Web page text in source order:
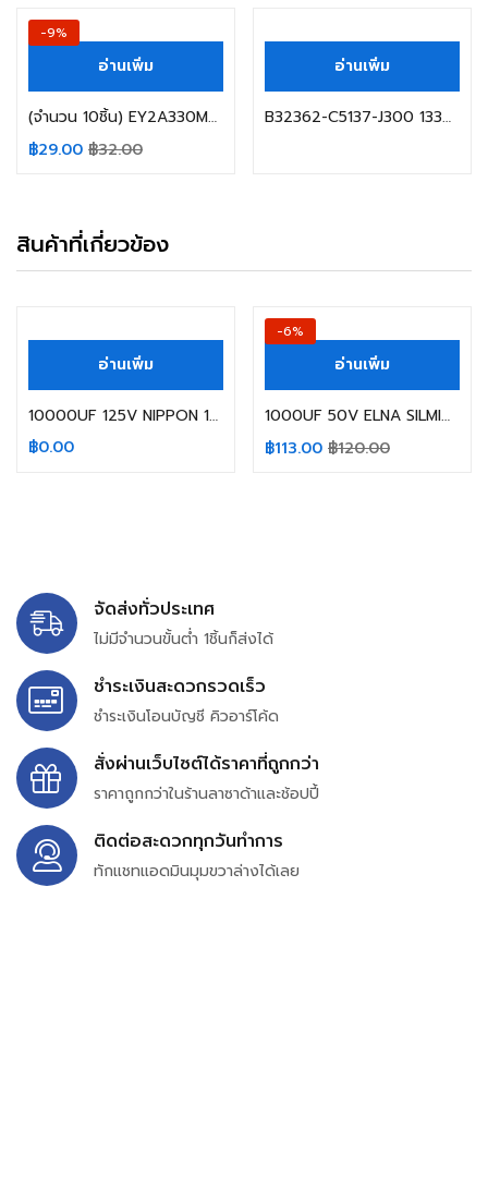
-9%
อ่านเพิ่ม
(จำนวน 10ชิ้น) EY2A330MNN08B5 33UF 100V 105C ELITE SIZE 08X12MM. สีน้ำตาล
฿29.00 ฿32.00
อ่านเพิ่ม
B32362-C5137-J300 133UF URAC/URMS 500V~ URDC/UN 850V EPCOS
สินค้าที่เกี่ยวข้อง
อ่านเพิ่ม
10000UF 125V NIPPON 105C SIZE: 40X80MM.
฿0.00
-6%
อ่านเพิ่ม
1000UF 50V ELNA SILMIC II Size 18x40mm.
฿113.00 ฿120.00
จัดส่งทั่วประเทศ
ไม่มีจำนวนขั้นต่ำ 1ชิ้นก็ส่งได้
ชำระเงินสะดวกรวดเร็ว
ชำระเงินโอนบัญชี คิวอาร์โค้ด
สั่งผ่านเว็บไซต์ได้ราคาที่ถูกกว่า
ราคาถูกกว่าในร้านลาซาด้าและช้อปปี้
ติดต่อสะดวกทุกวันทำการ
ทักแชทแอดมินมุมขวาล่างได้เลย